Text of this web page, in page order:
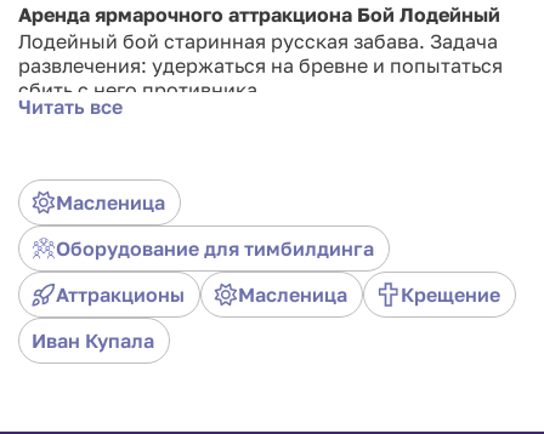
Аренда ярмарочного аттракциона Бой Лодейный
Лодейный бой старинная русская забава. Задача
развлечения: удержаться на бревне и попытаться
сбить с него противника.
Читать все
Масленица
Оборудование для тимбилдинга
Аттракционы
Масленица
Крещение
Иван Купала